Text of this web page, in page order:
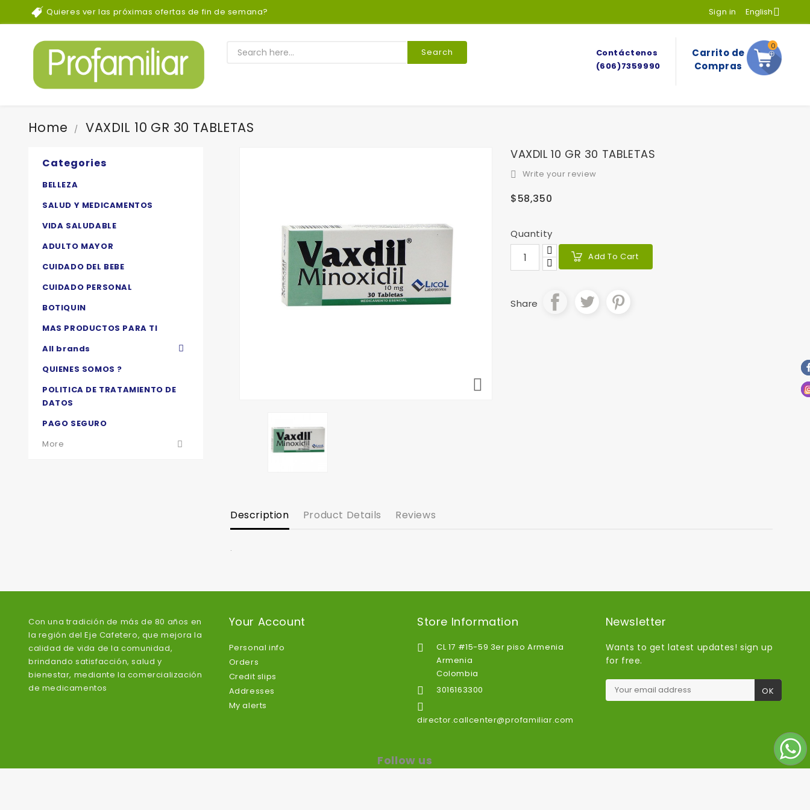
Quieres ver las próximas ofertas de fin de semana? English 
Sign in
Carrito de
Compras
0
Contáctenos
(606)7359990
Search
Home VAXDIL 10 GR 30 TABLETAS
Categories
BELLEZA
SALUD Y MEDICAMENTOS
VIDA SALUDABLE
ADULTO MAYOR
CUIDADO DEL BEBE
CUIDADO PERSONAL
BOTIQUIN
MAS PRODUCTOS PARA TI

All brands
QUIENES SOMOS ?
POLITICA DE TRATAMIENTO DE
DATOS
PAGO SEGURO
More


VAXDIL 10 GR 30 TABLETAS
 Write your review
$58,350
Quantity
Add To Cart
Share
Description Product Details Reviews
.
Con una tradición de más de 80 años en
la región del Eje Cafetero, que mejora la
calidad de vida de la comunidad,
brindando satisfacción, salud y
bienestar, mediante la comercialización
de medicamentos
Your Account
Personal info
Orders
Credit slips
Addresses
My alerts
Store Information

CL 17 #15-59 3er piso Armenia
Armenia
Colombia
 3016163300

director.callcenter@profamiliar.com
Newsletter
Wants to get latest updates! sign up
for free.
Follow us